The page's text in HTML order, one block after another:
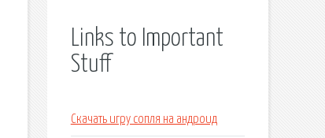
Links to Important
Stuff
Скачать игру сопля на андроид